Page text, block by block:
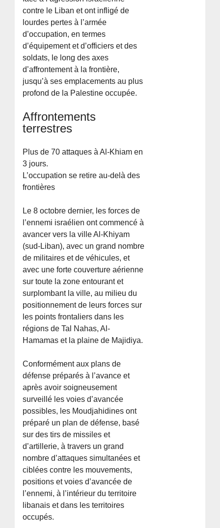
contre le Liban et ont infligé de
lourdes pertes à l’armée
d’occupation, en termes
d’équipement et d’officiers et des
soldats, le long des axes
d’affrontement à la frontière,
jusqu’à ses emplacements au plus
profond de la Palestine occupée.
Affrontements
terrestres
Plus de 70 attaques à Al-Khiam en
3 jours.
L’occupation se retire au-delà des
frontières
Le 8 octobre dernier, les forces de
l’ennemi israélien ont commencé à
avancer vers la ville Al-Khiyam
(sud-Liban), avec un grand nombre
de militaires et de véhicules, et
avec une forte couverture aérienne
sur toute la zone entourant et
surplombant la ville, au milieu du
positionnement de leurs forces sur
les points frontaliers dans les
régions de Tal Nahas, Al-
Hamamas et la plaine de Majidiya.
Conformément aux plans de
défense préparés à l’avance et
après avoir soigneusement
surveillé les voies d’avancée
possibles, les Moudjahidines ont
préparé un plan de défense, basé
sur des tirs de missiles et
d’artillerie, à travers un grand
nombre d’attaques simultanées et
ciblées contre les mouvements,
positions et voies d’avancée de
l’ennemi, à l’intérieur du territoire
libanais et dans les territoires
occupés.